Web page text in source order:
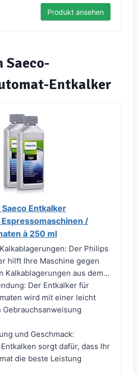
Produkt ansehen
Saeco-
Entkalker
Entkalker
/
à 250 ml
Der Philips
hilft Ihre Maschine gegen
Kalkablagerungen aus dem...
Der Entkalker für
wird mit einer leicht
und Geschmack:
sorgt dafür, dass Ihr
die beste Leistung